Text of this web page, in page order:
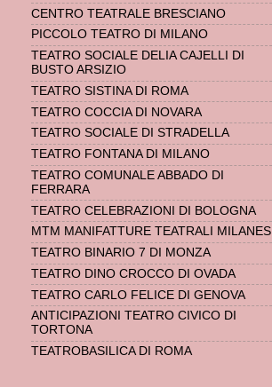
CENTRO TEATRALE BRESCIANO
PICCOLO TEATRO DI MILANO
TEATRO SOCIALE DELIA CAJELLI DI
BUSTO ARSIZIO
TEATRO SISTINA DI ROMA
TEATRO COCCIA DI NOVARA
TEATRO SOCIALE DI STRADELLA
TEATRO FONTANA DI MILANO
TEATRO COMUNALE ABBADO DI
FERRARA
TEATRO CELEBRAZIONI DI BOLOGNA
MTM MANIFATTURE TEATRALI MILANESI
TEATRO BINARIO 7 DI MONZA
TEATRO DINO CROCCO DI OVADA
TEATRO CARLO FELICE DI GENOVA
ANTICIPAZIONI TEATRO CIVICO DI
TORTONA
TEATROBASILICA DI ROMA